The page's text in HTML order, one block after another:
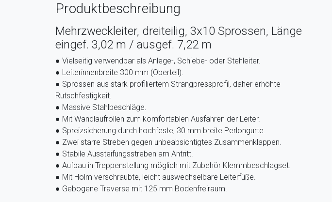
Produktbeschreibung
Mehrzweckleiter, dreiteilig, 3x10 Sprossen, Länge
eingef. 3,02 m / ausgef. 7,22 m
● Vielseitig verwendbar als Anlege-, Schiebe- oder Stehleiter.
● Leiterinnenbreite 300 mm (Oberteil).
● Sprossen aus stark profiliertem Strangpressprofil, daher erhöhte
Rutschfestigkeit.
● Massive Stahlbeschläge.
● Mit Wandlaufrollen zum komfortablen Ausfahren der Leiter.
● Spreizsicherung durch hochfeste, 30 mm breite Perlongurte.
● Zwei starre Streben gegen unbeabsichtigtes Zusammenklappen.
● Stabile Aussteifungsstreben am Antritt.
● Aufbau in Treppenstellung möglich mit Zubehör Klemmbeschlagset.
● Mit Holm verschraubte, leicht auswechselbare Leiterfüße.
● Gebogene Traverse mit 125 mm Bodenfreiraum.